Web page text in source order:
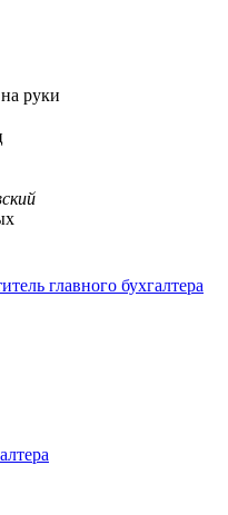
на руки
главного бухгалтера